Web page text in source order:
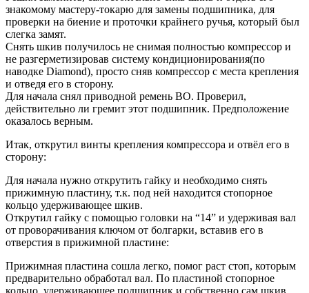
знакомому мастеру-токарю для замены подшипника, для
проверки на биение и проточки крайнего ручья, который был
слегка замят.
Снять шкив получилось не снимая полностью компрессор и
не разгерметизировав систему кондиционирования(по
наводке Diamond), просто сняв компрессор с места крепления
и отведя его в сторону.
Для начала снял приводной ремень ВО. Проверил,
действительно ли гремит этот подшипник. Предположение
оказалось верным.
Итак, открутил винты крепления компрессора и отвёл его в
сторону:
Для начала нужно открутить гайку и необходимо снять
прижимную пластину, т.к. под ней находится стопорное
кольцо удерживающее шкив.
Открутил гайку с помощью головки на “14” и удерживая вал
от проворачивания ключом от болгарки, вставив его в
отверстия в прижимной пластине:
Прижимная пластина сошла легко, помог раст стоп, которым
предварительно обработал вал. По пластиной стопорное
кольцо, удерживающее подшипник и собственно сам шкив.